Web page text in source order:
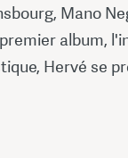
Mano
album,
Hervé se